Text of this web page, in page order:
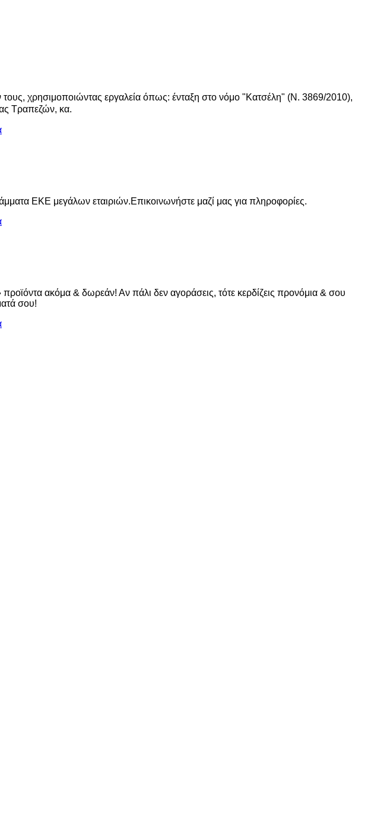
χρησιμοποιώντας εργαλεία όπως: ένταξη στο νόμο "Κατσέλη" (Ν. 3869/2010),
Τραπεζών, κα.
ΕΚΕ μεγάλων εταιριών.Επικοινωνήστε μαζί μας για πληροφορίες.
ακόμα & δωρεάν! Αν πάλι δεν αγοράσεις, τότε κερδίζεις προνόμια & σου
σου!